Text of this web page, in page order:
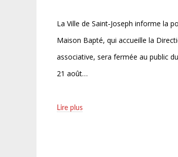
La Ville de Saint‑Joseph informe la
Maison Bapté, qui accueille la
associative, sera fermée au public
21 août…
Lire plus